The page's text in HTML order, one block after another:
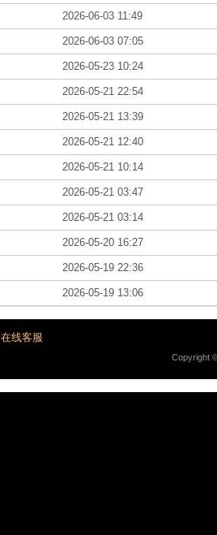
2026-06-03 11:49
2026-06-03 07:05
2026-05-23 10:24
2026-05-21 22:54
2026-05-21 13:39
2026-05-21 12:40
2026-05-21 10:14
2026-05-21 03:47
2026-05-21 03:14
2026-05-20 16:27
2026-05-19 22:36
2026-05-19 13:06
在线客服
Copyright